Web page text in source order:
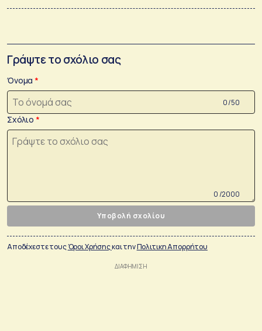
Γράψτε το σχόλιο σας
Όνομα
0 /50
Σχόλιο
0 /2000
Υποβολή σχολίου
Αποδέχεστε τουςΌροι Χρήσηςκαι τηνΠολιτικη Απορρήτου